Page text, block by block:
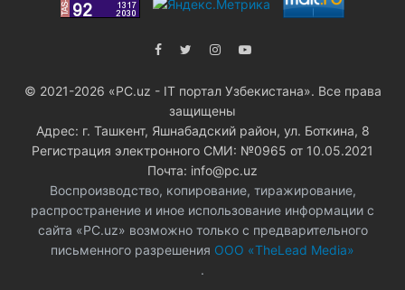
© 2021-2026 «PC.uz - IT портал Узбекистана». Все права
защищены
Адрес: г. Ташкент, Яшнабадский район, ул. Боткина, 8
Регистрация электронного СМИ: №0965 от 10.05.2021
Почта: info@pc.uz
Воспроизводство, копирование, тиражирование,
распространение и иное использование информации с
сайта «PC.uz» возможно только с предварительного
письменного разрешения ООО «TheLead Media»
.